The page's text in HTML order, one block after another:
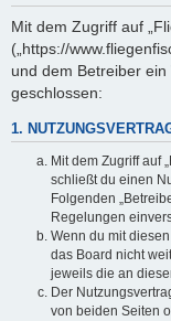
Mit dem Zugriff auf
(„https://
und dem Betreiber
geschlossen:
1.
Mit dem Zugriff auf
schließt du einen
Folgenden
Regelungen
Wenn du mit
das Board nicht
jeweils die an
Der
von beiden Seiten